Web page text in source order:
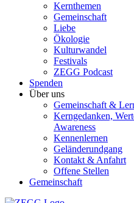
Kernthemen
Gemeinschaft
Liebe
Ökologie
Kulturwandel
Festivals
ZEGG Podcast
Spenden
Über uns
Gemeinschaft &
Kerngedanken,
Awareness
Kennenlernen
Geländerundgang
Kontakt & Anfahrt
Offene Stellen
Gemeinschaft